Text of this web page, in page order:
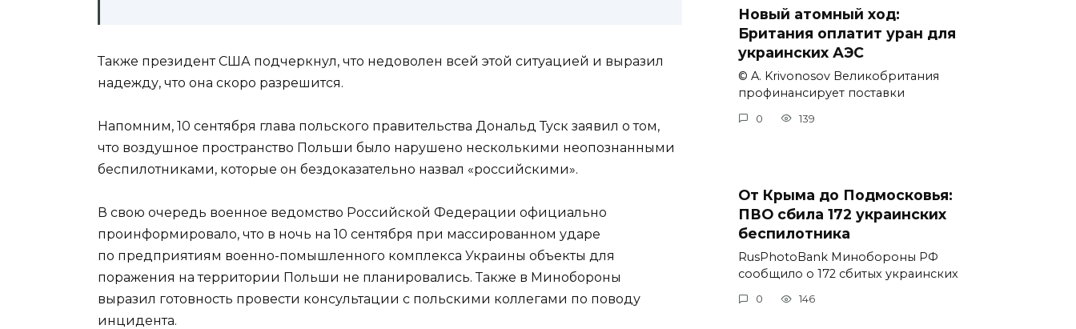
Также президент США подчеркнул, что недоволен всей этой ситуацией и выразил
надежду, что она скоро разрешится.
Напомним, 10 сентября глава польского правительства Дональд Туск заявил о том,
что воздушное пространство Польши было нарушено несколькими неопознанными
беспилотниками, которые он бездоказательно назвал «российскими».
В свою очередь военное ведомство Российской Федерации официально
проинформировало, что в ночь на 10 сентября при массированном ударе
по предприятиям военно-помышленного комплекса Украины объекты для
поражения на территории Польши не планировались. Также в Минобороны
выразил готовность провести консультации с польскими коллегами по поводу
инцидента.
Новый атомный ход:
Британия оплатит уран для
украинских АЭС
© A. Krivonosov Великобритания
профинансирует поставки
0 139
От Крыма до Подмосковья:
ПВО сбила 172 украинских
беспилотника
RusPhotoBank Минобороны РФ
сообщило о 172 сбитых украинских
0 146